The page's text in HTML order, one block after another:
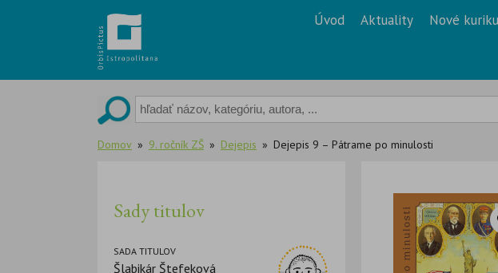
Úvod Aktuality Nové
Domov 9. ročník ZŠ Dejepis Dejepis 9 – Pátrame po minulosti
Sady titulov
SADA TITULOV
Šlabikár Štefeková